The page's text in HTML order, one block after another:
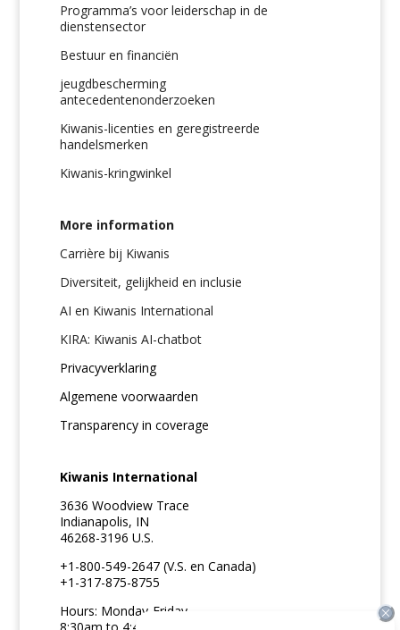
Programma’s voor leiderschap in de
dienstensector
Bestuur en financiën
jeugdbescherming
antecedentenonderzoeken
Kiwanis-licenties en geregistreerde
handelsmerken
Kiwanis-kringwinkel
More information
Carrière bij Kiwanis
Diversiteit, gelijkheid en inclusie
AI en Kiwanis International
KIRA: Kiwanis AI-chatbot
Privacyverklaring
Algemene voorwaarden
Transparency in coverage
Kiwanis International
3636 Woodview Trace
Indianapolis, IN
46268-3196 U.S.
+1-800-549-2647 (V.S. en Canada)
+1-317-875-8755
Hours: Monday-Friday